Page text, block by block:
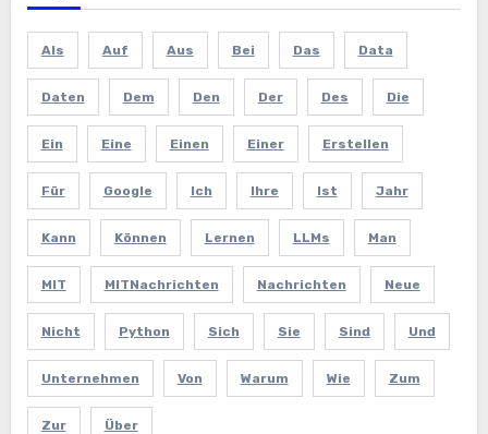
Als Auf Aus Bei Das Data
Daten Dem Den Der Des Die
Ein Eine Einen Einer Erstellen
Für Google Ich Ihre Ist Jahr
Kann Können Lernen LLMs Man
MIT MITNachrichten Nachrichten Neue
Nicht Python Sich Sie Sind Und
Unternehmen Von Warum Wie Zum
Zur Über